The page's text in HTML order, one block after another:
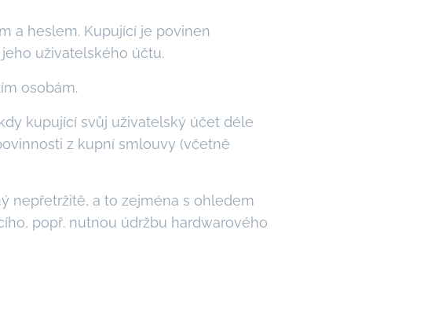
a heslem. Kupující je povinen
uživatelského účtu.
osobám.
kupující svůj uživatelský účet déle
z kupní smlouvy (včetně
nepřetržitě, a to zejména s ohledem
popř. nutnou údržbu hardwarového